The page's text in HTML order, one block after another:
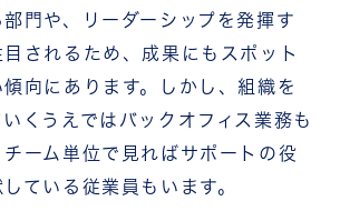
門や、リーダーシップを発揮す
されるため、成果にもスポット
向にあります。しかし、組織を
くうえではバックオフィス業務も
ーム単位で見ればサポートの役
ている従業員もいます。